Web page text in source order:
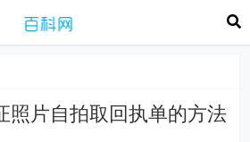
照片自拍取回执单的方法